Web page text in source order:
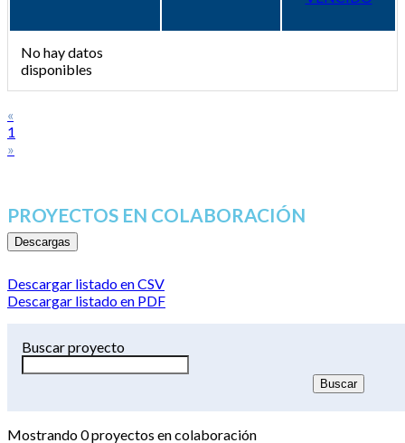
No hay datos
disponibles
«
1
»
PROYECTOS EN COLABORACIÓN
Descargas
Descargar listado en CSV
Descargar listado en PDF
Buscar proyecto
Mostrando0proyectos en colaboración